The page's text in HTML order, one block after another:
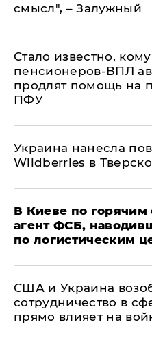
смысл", – Залужный
Стало известно,
пенсионеров-ВПЛ
продлят помощь на
ПФУ
Украина нанесла
Wildberries в
В Киеве по
агент ФСБ,
по логистическим
США и Украина
сотрудничество в
прямо влияет на